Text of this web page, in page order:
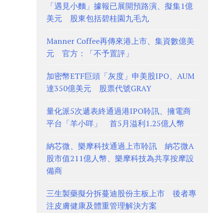
「遇見小麵」據報已展開預路演、擬集1億
美元 股東包括碧桂園九毛九
Manner Coffee再傳來港上市、集資數億美
元 官方：「不予置評」
加密幣ETF巨頭「灰度」申美股IPO、AUM
達350億美元 股票代號GRAY
量化派5次遞表終通過港IPO聆訊、擁電商
平台「羊小咩」 首5月溢利1.25億人幣
納芯微、樂摩科技通過上市聆訊 納芯微A
股市值211億人幣、樂摩科技為共享按摩設
備商
三生製藥擬分拆蔓迪股份主板上市 後者專
注皮膚健康及體重管理解決方案